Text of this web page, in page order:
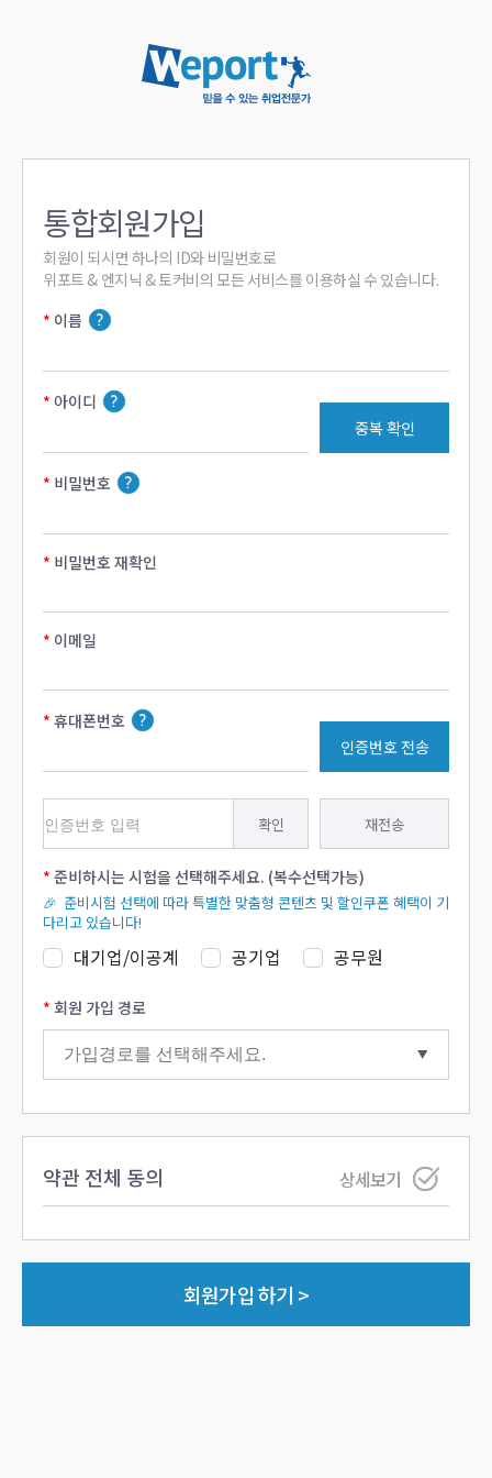
통합회원가입
회원이 되시면 하나의 ID와 비밀번호로
위포트 & 엔지닉 & 토커비의 모든 서비스를 이용하실 수 있습니다.
이름
아이디
중복 확인
비밀번호
비밀번호 재확인
이메일
휴대폰번호
인증번호 전송
확인 재전송
준비하시는 시험을 선택해주세요. (복수선택가능)
🎉 준비시험 선택에 따라 특별한 맞춤형 콘텐츠 및 할인쿠폰 혜택이 기
다리고 있습니다!
대기업/이공계 공기업 공무원
회원 가입 경로
약관 전체 동의 상세보기
회원가입 하기 >